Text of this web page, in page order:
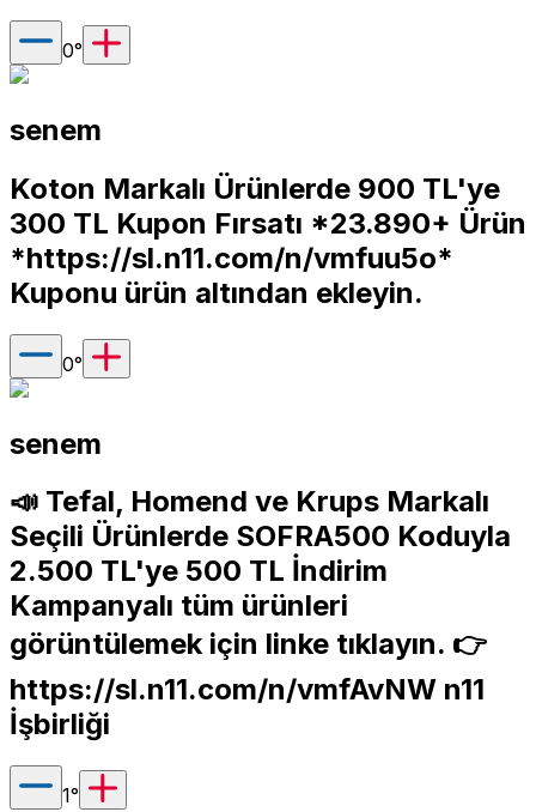
0°
senem
Koton Markalı Ürünlerde 900 TL'ye
300 TL Kupon Fırsatı *23.890+ Ürün
*https://sl.n11.com/n/vmfuu5o*
Kuponu ürün altından ekleyin.
0°
senem
📣 Tefal, Homend ve Krups Markalı
Seçili Ürünlerde SOFRA500 Koduyla
2.500 TL'ye 500 TL İndirim
Kampanyalı tüm ürünleri
görüntülemek için linke tıklayın. 👉
https://sl.n11.com/n/vmfAvNW n11
İşbirliği
1°